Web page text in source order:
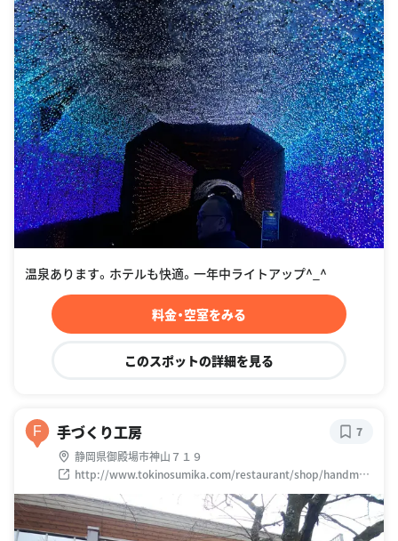
温泉あります。ホテルも快適。一年中ライトアップ^_^
料金・空室をみる
このスポットの詳細を見る
F 手づくり工房
静岡県御殿場市神山７１９
http://www.tokinosumika.com/restaurant/shop/handmad
e.php
7